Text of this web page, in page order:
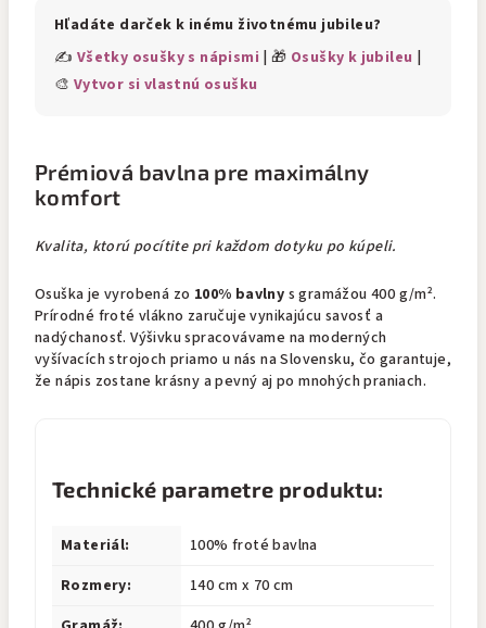
Hľadáte darček k inému životnému jubileu?
✍️ Všetky osušky s nápismi | 🎁 Osušky k jubileu
🎨 Vytvor si vlastnú osušku
Prémiová bavlna pre maximálny
komfort
Kvalita, ktorú pocítite pri každom dotyku po kúpeli.
Osuška je vyrobená zo 100% bavlny s gramážou 400 g/m².
Prírodné froté vlákno zaručuje vynikajúcu savosť a
nadýchanosť. Výšivku spracovávame na moderných
vyšívacích strojoch priamo u nás na Slovensku, čo garantuje,
že nápis zostane krásny a pevný aj po mnohých praniach.
Technické parametre produktu:
Materiál:
100% froté bavlna
Rozmery:
140 cm x 70 cm